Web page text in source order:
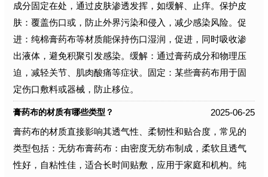
成分固定在处，通过皮肤渗透发挥，如缓解、止痒。保护皮
肤：覆盖伤口或，防止外界污染和侵入，减少感染风险。促
进：纯棉膏药布等材质能保持伤口湿润，促进，同时吸收渗
出液体，避免积聚引发感染。缓解：通过膏药成分和物理压
迫，减轻关节、肌肉酸痛等症状。固定：某些膏药布用于固
定伤口敷料或器械，防止移位。
膏药布的材质有哪些类型？
2025-06-25
膏药布的材质直接影响其透气性、柔韧性和贴合度，常见的
类型包括：无纺布膏药布：由密度无纺布制成，柔软且透气
性好，自粘性佳，适合长时间贴敷，应用于家庭和机构。纯